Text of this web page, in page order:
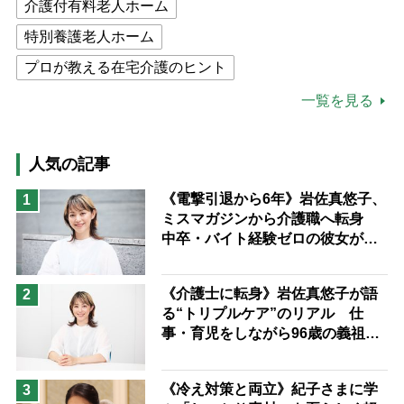
介護付有料老人ホーム
特別養護老人ホーム
プロが教える在宅介護のヒント
猫が母になつきません
息子の遠距離介護サバイバル術
兄がボケました
便利なサービス
予防法
一覧を見る
人気の記事
1
《電撃引退から6年》岩佐真悠子、
ミスマガジンから介護職へ転身
中卒・バイト経験ゼロの彼女が見
ながら自分らしくいられる」
2
《介護士に転身》岩佐真悠子が語
る“トリプルケア”のリアル 仕
事・育児をしながら96歳の義祖母
る「家での介護は“雑”でも気にし
ない」
3
《冷え対策と両立》紀子さまに学